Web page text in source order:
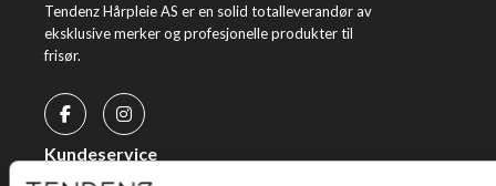
Tendenz Hårpleie AS er en solid totalleverandør av
eksklusive merker og profesjonelle produkter til
frisør.
Kundeservice